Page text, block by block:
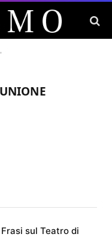
sul Teatro di